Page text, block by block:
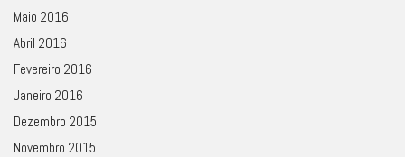
Maio 2016
Abril 2016
Fevereiro 2016
Janeiro 2016
Dezembro 2015
Novembro 2015